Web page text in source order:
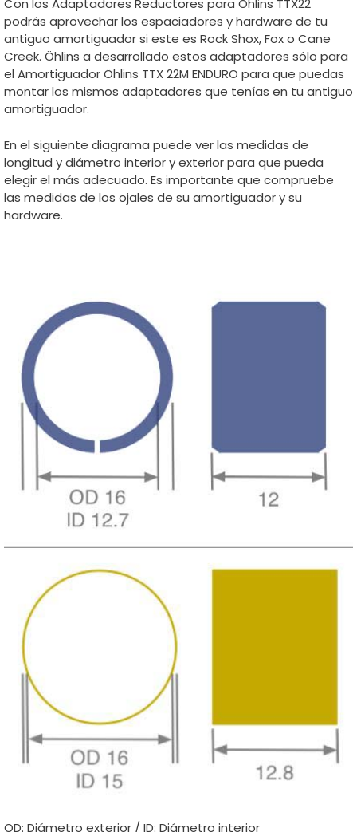
Con los Adaptadores Reductores para Öhlins TTX22
podrás aprovechar los espaciadores y hardware de tu
antiguo amortiguador si este es Rock Shox, Fox o Cane
Creek. Öhlins a desarrollado estos adaptadores sólo para
el Amortiguador Öhlins TTX 22M ENDURO para que puedas
montar los mismos adaptadores que tenías en tu antiguo
amortiguador.
En el siguiente diagrama puede ver las medidas de
longitud y diámetro interior y exterior para que pueda
elegir el más adecuado. Es importante que compruebe
las medidas de los ojales de su amortiguador y su
hardware.
OD: Diámetro exterior / ID: Diámetro interior